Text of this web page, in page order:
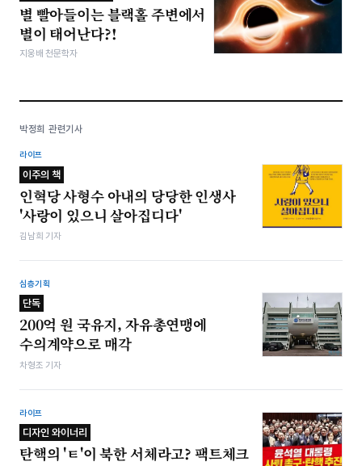
별 빨아들이는 블랙홀 주변에서
별이 태어난다?!
지웅배 천문학자
박정희 관련기사
라이프
이주의 책
인혁당 사형수 아내의 당당한 인생사
'사랑이 있으니 살아집디다'
김남희 기자
심층기획
단독
200억 원 국유지, 자유총연맹에
수의계약으로 매각
차형조 기자
라이프
디자인 와이너리
탄핵의 'ㅌ'이 북한 서체라고? 팩트체크